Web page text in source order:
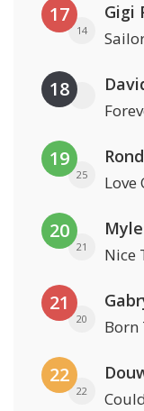
17
14
Gigi
18
19
25 Love
20
21 Nice
21
20 Born
22
22